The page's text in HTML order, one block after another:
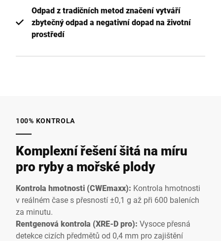
Odpad z tradičních metod značení vytváří
zbytečný odpad a negativní dopad na životní
prostředí
100% KONTROLA
Komplexní řešení šitá na míru
pro ryby a mořské plody
Kontrola hmotnosti (CWEmaxx): Kontrola hmotnosti
v reálném čase s přesností ±0,1 g až při 600 baleních
za minutu.
Rentgenová kontrola (XRE-D pro): Vysoce přesná
detekce cizích předmětů od 0,4 mm pro zajištění